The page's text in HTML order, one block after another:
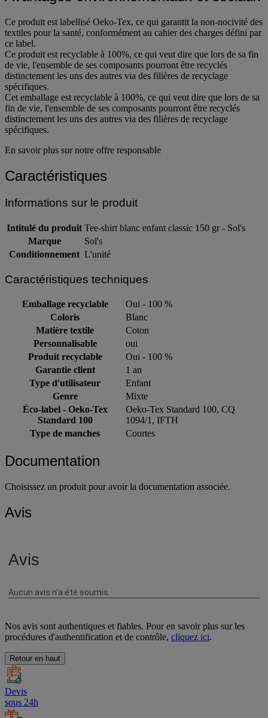
Avantages environnementaux et sociaux
Ce produit est labellisé Oeko-Tex, ce qui garantit la non-nocivité des
textiles pour la santé, conformément au cahier des charges défini par
ce label.
Ce produit est recyclable à 100%, ce qui veut dire que lors de sa fin
de vie, l'ensemble de ses composants pourront être recyclés
distinctement les uns des autres via des filières de recyclage
spécifiques.
Cet emballage est recyclable à 100%, ce qui veut dire que lors de sa
fin de vie, l'ensemble de ses composants pourront être recyclés
distinctement les uns des autres via des filières de recyclage
Caractéristiques
Informations sur le produit
Intitulé du produit
Tee-shirt blanc enfant classic 150 gr - Sol's
Marque
Sol's
Caractéristiques techniques
Emballage recyclable
Oui - 100 %
Coloris
Blanc
Matière textile
Coton
Personnalisable
oui
Produit recyclable
Oui - 100 %
Garantie client
1 an
Type d'utilisateur
Enfant
Genre
Mixte
Éco-label - Oeko-Tex
Standard 100
Oeko-Tex Standard 100, CQ
1094/1, IFTH
Documentation
Avis
Nos avis sont authentiques et fiables. Pour en savoir plus sur les
Retour en haut
Devis
sous 24h